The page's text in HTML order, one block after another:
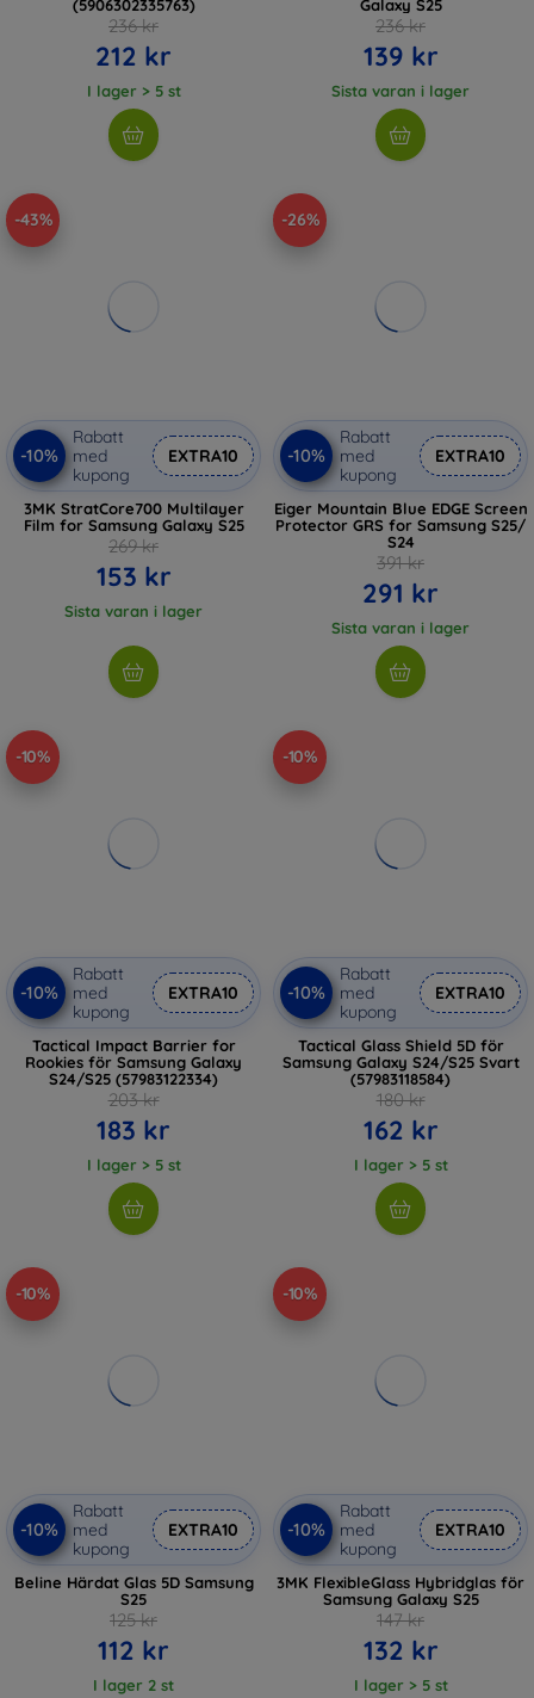
(5906302335763)
236 kr
212 kr
I lager > 5 st
Galaxy S25
236 kr
139 kr
Sista varan i lager
-43%
-10%
Rabatt
med
kupong
EXTRA10
3MK StratCore700 Multilayer
Film for Samsung Galaxy S25
269 kr
153 kr
Sista varan i lager
-26%
-10%
Rabatt
med
kupong
EXTRA10
Eiger Mountain Blue EDGE Screen
Protector GRS for Samsung S25/
S24
391 kr
291 kr
Sista varan i lager
-10%
-10%
Rabatt
med
kupong
EXTRA10
Tactical Impact Barrier for
Rookies för Samsung Galaxy
S24/S25 (57983122334)
203 kr
183 kr
I lager > 5 st
-10%
-10%
Rabatt
med
kupong
EXTRA10
Tactical Glass Shield 5D för
Samsung Galaxy S24/S25 Svart
(57983118584)
180 kr
162 kr
I lager > 5 st
-10%
-10%
Rabatt
med
kupong
EXTRA10
Beline Härdat Glas 5D Samsung
S25
125 kr
112 kr
I lager 2 st
-10%
-10%
Rabatt
med
kupong
EXTRA10
3MK FlexibleGlass Hybridglas för
Samsung Galaxy S25
147 kr
132 kr
I lager > 5 st